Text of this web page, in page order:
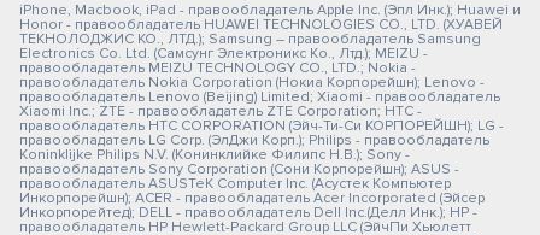
iPhone, Macbook, iPad - правообладатель Apple Inc. (Эпл Инк.); Huawei и
Honor - правообладатель HUAWEI TECHNOLOGIES CO., LTD. (ХУАВЕЙ
ТЕКНОЛОДЖИС КО., ЛТД.); Samsung – правообладатель Samsung
Electronics Co. Ltd. (Самсунг Электроникс Ко., Лтд.); MEIZU -
правообладатель MEIZU TECHNOLOGY CO., LTD.; Nokia -
правообладатель Nokia Corporation (Нокиа Корпорейшн); Lenovo -
правообладатель Lenovo (Beijing) Limited; Xiaomi - правообладатель
Xiaomi Inc.; ZTE - правообладатель ZTE Corporation; HTC -
правообладатель HTC CORPORATION (Эйч-Ти-Си КОРПОРЕЙШН); LG -
правообладатель LG Corp. (ЭлДжи Корп.); Philips - правообладатель
Koninklijke Philips N.V. (Конинклийке Филипс Н.В.); Sony -
правообладатель Sony Corporation (Сони Корпорейшн); ASUS -
правообладатель ASUSTeK Computer Inc. (Асустек Компьютер
Инкорпорейшн); ACER - правообладатель Acer Incorporated (Эйсер
Инкорпорейтед); DELL - правообладатель Dell Inc.(Делл Инк.); HP -
правообладатель HP Hewlett-Packard Group LLC (ЭйчПи Хьюлетт